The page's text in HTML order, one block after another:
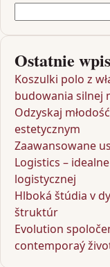
Ostatnie
Koszulki polo z
budowania silnej
Odzyskaj
estetycznym
Zaawansowane
Logistics –
logistycznej
Hlboká štúdia v
štruktúr
Evolution
contemporaý